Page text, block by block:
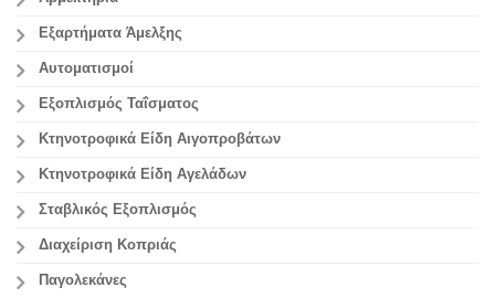
Εξαρτήματα Άμελξης
Αυτοματισμοί
Εξοπλισμός Ταΐσματος
Κτηνοτροφικά Είδη Αιγοπροβάτων
Κτηνοτροφικά Είδη Αγελάδων
Σταβλικός Εξοπλισμός
Διαχείριση Κοπριάς
Παγολεκάνες